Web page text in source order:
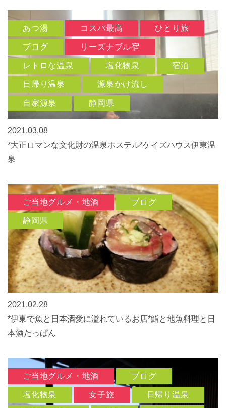
あつ湯 コスパ最高 ひとり旅
ブログ リーズナブル宿
レトロな温泉 塩化物泉 宿泊
日帰り温泉 源泉かけ流し
自家源泉 静岡県
2021.03.08
*大正ロマンな文化財の温泉ホステル*ケイズハウス伊東温
泉
ご当地グルメ・地酒 ブログ
静岡県
2021.02.28
*伊東で魚と日本酒愛に溢れているお店*鮨と地魚料理と日
本酒たっぱん
ご当地グルメ・地酒 ブログ
塩化物泉 女子旅 日帰り温泉